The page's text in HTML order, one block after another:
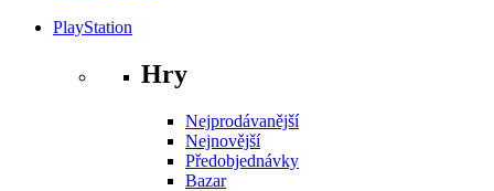
PlayStation
Hry
Nejprodávanější
Nejnovější
Předobjednávky
Bazar